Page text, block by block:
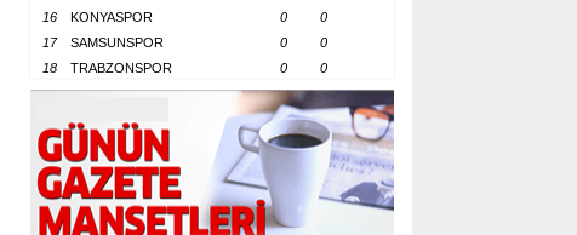
16
KONYASPOR 0
0
17
SAMSUNSPOR 0
0
18
TRABZONSPOR 0 0